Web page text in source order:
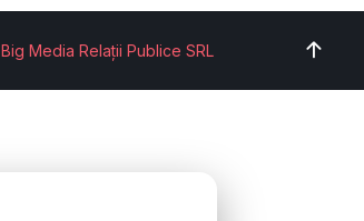
Big Media Relații Publice SRL